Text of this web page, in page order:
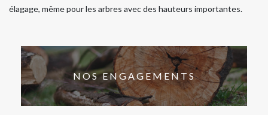
élagage, même pour les arbres avec des hauteurs importantes.
NOS ENGAGEMENTS